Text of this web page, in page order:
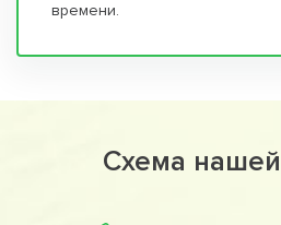
времени.
Схема